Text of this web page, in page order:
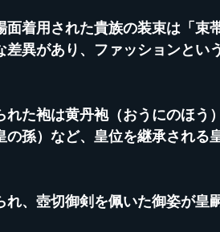
面着用された貴族の装束は「束
差異があり、ファッションとい
れた袍は黄丹袍（おうにのほう
の孫）など、皇位を継承される
れ、壺切御剣を佩いた御姿が皇